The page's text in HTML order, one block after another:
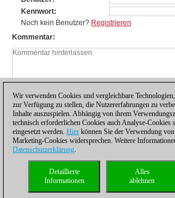
Kennwort
Noch kein Benutzer? Registrieren
Kommentar
Datenschutzhinweis| Kontakt|
Compliance Hotline|
Wir verwenden Cookies und vergleichbare
zur Verfügung zu stellen, die Nutzererfahrungen zu
Inhalte auszuspielen. Abhängig von ihrem
technisch erforderlichen Cookies auch Analyse-
eingesetzt werden. Hier können Sie der Verwendung
Marketing-Cookies widersprechen. Weitere
Datenschutzerklärung.
Alles
ablehnen
Detaillierte
Informationen